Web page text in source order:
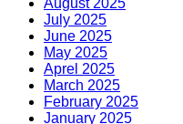
August 2025
July 2025
June 2025
May 2025
Aprel 2025
March 2025
February 2025
January 2025